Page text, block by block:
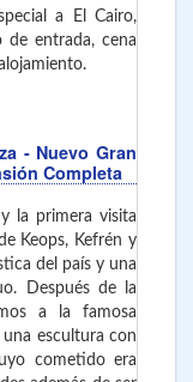
a El Cairo,
de entrada, cena
- Nuevo Gran
Completa
la primera visita
Keops, Kefrén y
del país y una
Después de la
a la famosa
una escultura con
cometido era